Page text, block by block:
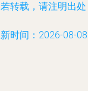
转载，请注明出
时间：2026-08-